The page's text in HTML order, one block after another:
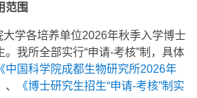
范围
大学各培养单位2026年秋季入学博士
我所全部实行“申请-考核”制，具体
《中国科学院成都生物研究所2026年
、
《博士研究生招生“申请-考核”制实